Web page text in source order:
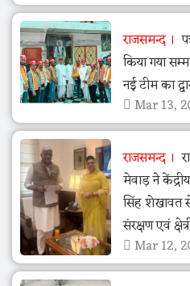
राजसमन्द
किया गया
नई टीम का
Mar 13,
राजसमन्द
मेवाड़ ने
सिंह शेखावत
संरक्षण एवं
Mar 12,